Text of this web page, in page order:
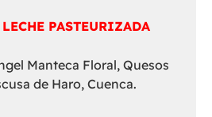
PASTEURIZADA
Manteca Floral, Quesos
de Haro, Cuenca.